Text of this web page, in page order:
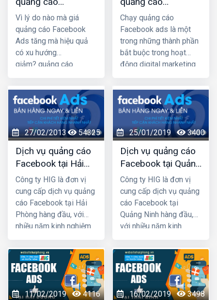
Facebook Ads tăng
mà hiệu quả có xu
hướng giảm?
Vì lý do nào mà giá
quảng cáo Facebook
Ads tăng mà hiệu quả
có xu hướng
giảm? quảng cáo
hiệu quả, tiếp cận được
nhiều khách hàng tiềm
năng nhất không phải ai
cũng biết. Hãy cùng
công ty quảng cáo
facebook hải phòng
giúp bạn giải quyết
những vấn đề trên nhé.
facebook của bạn
bị buộc dừng
Chạy quảng cáo
Facebook ads là một
trong những thành phần
bắt buộc trong hoạt
động digital marketing
hiệu quả đo lường đáng
kể. Thế nhưng, nhiều
bài chạy quảng cáo
Facebook ads đã bị
facebook chối từ
27/02/2013 54325
Dịch vụ quảng cáo
Facebook tại Hải
Phòng
Công ty HIG là đơn vị
cung cấp dịch vụ quảng
cáo Facebook tại Hải
Phòng hàng đầu, với
nhiều năm kinh nghiệm
hàng trăm khách hàng
lớn nhỏ ở Hải Phòng và
các tỉnh Miền Bắc,
chúng tôi chắc chắn sẽ
giúp quý khách phát
25/01/2019 3400
Dịch vụ quảng cáo
Facebook tại Quảng
Ninh giá rẻ, uy tín
nhất
Công ty HIG là đơn vị
cung cấp dịch vụ quảng
cáo Facebook tại
Quảng Ninh hàng đầu,
với nhiều năm kinh
cho hàng trăm khách
hàng lớn nhỏ ở Quảng
Ninh và toàn quốc Việt
Nam, chúng tôi chắc
chắn sẽ giúp quý khách
11/02/2019 4116 16/02/2019 3498